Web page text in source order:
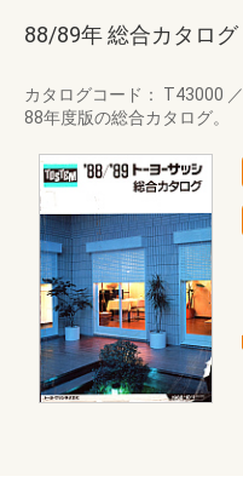
88/89年 総合カタログ
カタログコード： T43000 ／
88年度版の総合カタログ。